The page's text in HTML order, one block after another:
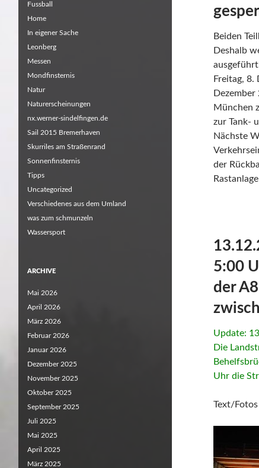
Beiden
Deshalb
Freitag, 8.
München
zur Tank-
Nächste
der
5:00
der
Update:
Die
Uhr die
Text/
Fussball
Home
In eigener Sache
Leonberg
Messen
Mondfinsternis
Natur
Naturerscheinungen
nx.werner-sindelfingen.de
Sail 2015 Bremerhaven
Skurriles am Straßenrand
Sonnenfinsternis
Tipps
Uncategorized
Verschiedenes aus dem Umland
was zum schmunzeln
Wassersport
ARCHIVE
Mai 2026
April 2026
März 2026
Februar 2026
Januar 2026
Dezember 2025
November 2025
Oktober 2025
September 2025
Juli 2025
Mai 2025
April 2025
März 2025